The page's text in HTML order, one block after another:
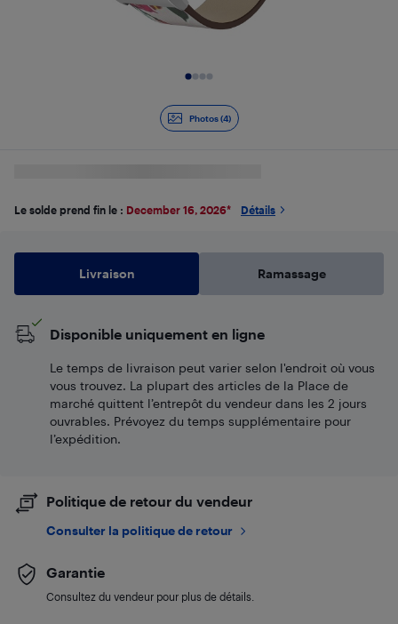
Photos (4)
Le solde prend fin le : December 16, 2026* Détails
Livraison Ramassage
Disponible uniquement en ligne
Le temps de livraison peut varier selon l'endroit où vous
vous trouvez. La plupart des articles de la Place de
marché quittent l’entrepôt du vendeur dans les 2 jours
ouvrables. Prévoyez du temps supplémentaire pour
l’expédition.
Politique de retour du vendeur
Consulter la politique de retour
Garantie
Consultez du vendeur pour plus de détails.